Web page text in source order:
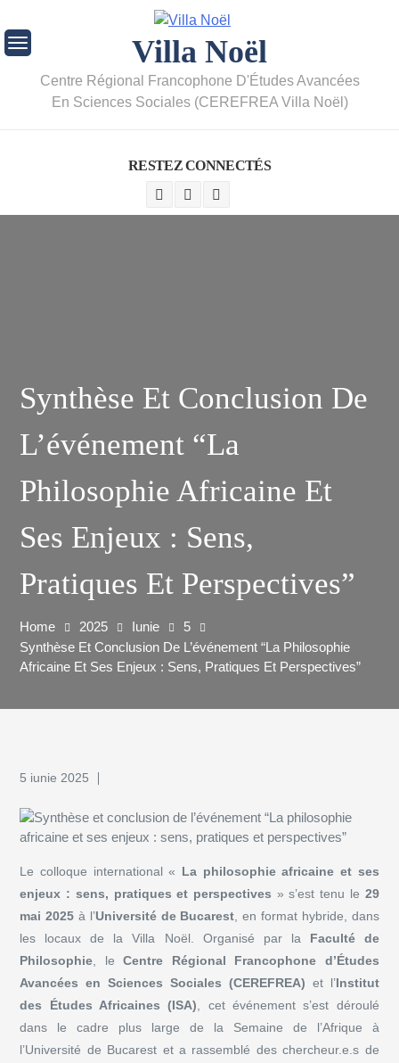
Villa Noël
Centre Régional Francophone D'Études Avancées
En Sciences Sociales (CEREFREA Villa Noël)
RESTEZ CONNECTÉS
Synthèse Et Conclusion De
L’événement “La
Philosophie Africaine Et
Ses Enjeux : Sens,
Pratiques Et Perspectives”
Home 2025 Iunie
5
Synthèse Et Conclusion De L’événement “La Philosophie
Africaine Et Ses Enjeux : Sens, Pratiques Et Perspectives”
5 iunie 2025
Le colloque international « La philosophie africaine et ses
enjeux : sens, pratiques et perspectives » s’est tenu le 29
mai 2025 à l’Université de Bucarest, en format hybride, dans
les locaux de la Villa Noël. Organisé par la Faculté de
Philosophie, leCentre Régional Francophone d’Études
Avancées en Sciences Sociales (CEREFREA) et l’Institut
des Études Africaines (ISA), cet événement s’est déroulé
dans le cadre plus large de la Semaine de l’Afrique à
l’Université de Bucarest et a rassemblé des chercheur.e.s de